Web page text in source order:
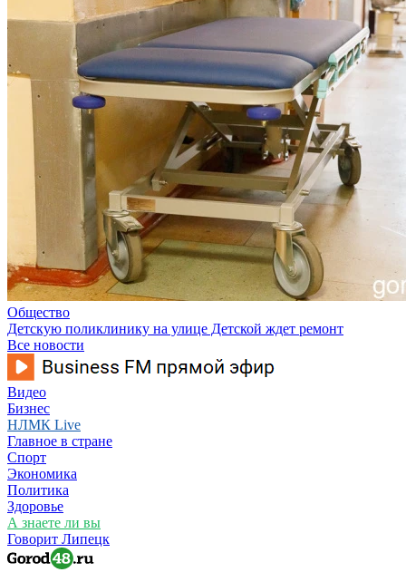
Общество
Детскую поликлинику на улице Детской ждет ремонт
Все новости
Видео
Бизнес
НЛМК Live
Главное в стране
Спорт
Экономика
Политика
Здоровье
А знаете ли вы
Говорит Липецк